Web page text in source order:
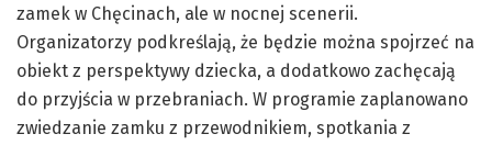
zamek w Chęcinach, ale w nocnej scenerii.
Organizatorzy podkreślają, że będzie można spojrzeć na
obiekt z perspektywy dziecka, a dodatkowo zachęcają
do przyjścia w przebraniach. W programie zaplanowano
zwiedzanie zamku z przewodnikiem, spotkania z